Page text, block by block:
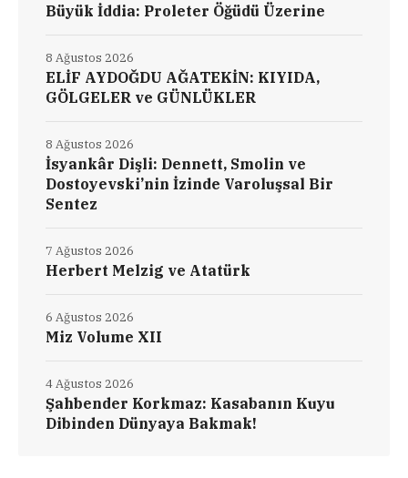
Büyük İddia: Proleter Öğüdü Üzerine
ELİF AYDOĞDU AĞATEKİN: KIYIDA,
GÖLGELER ve GÜNLÜKLER
8 Ağustos 2026
İsyankâr Dişli: Dennett, Smolin ve
Dostoyevski’nin İzinde Varoluşsal Bir
Sentez
8 Ağustos 2026
Herbert Melzig ve Atatürk
7 Ağustos 2026
Miz Volume XII
6 Ağustos 2026
Şahbender Korkmaz: Kasabanın Kuyu
Dibinden Dünyaya Bakmak!
4 Ağustos 2026